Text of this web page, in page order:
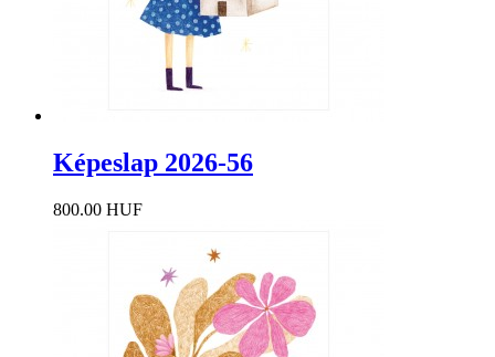
Képeslap 2026-56
800.00 HUF